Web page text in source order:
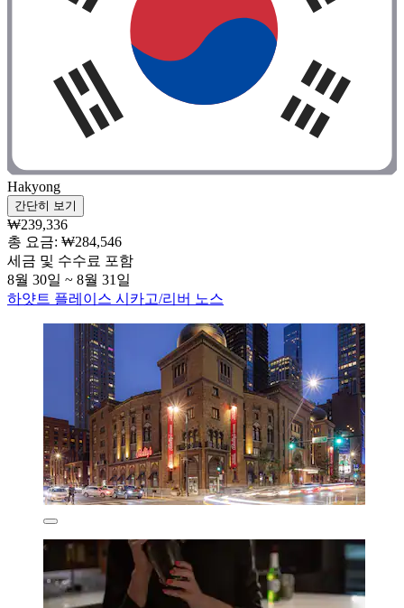
Hakyong
간단히 보기
₩239,336
총 요금: ₩284,546
세금 및 수수료 포함
8월 30일 ~ 8월 31일
하얏트 플레이스 시카고/리버 노스